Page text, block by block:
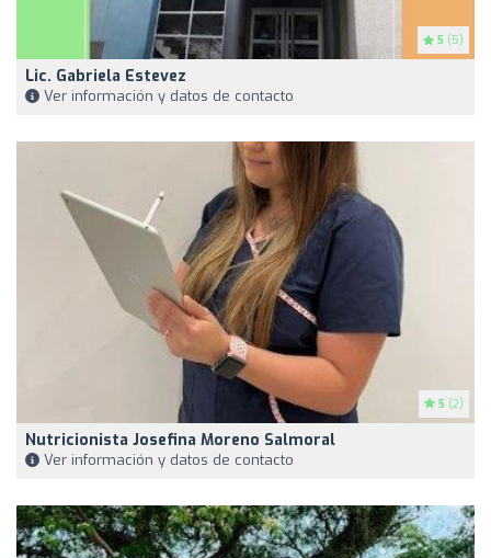
5 (5)
Lic. Gabriela Estevez
Ver información y datos de contacto
5 (2)
Nutricionista Josefina Moreno Salmoral
Ver información y datos de contacto